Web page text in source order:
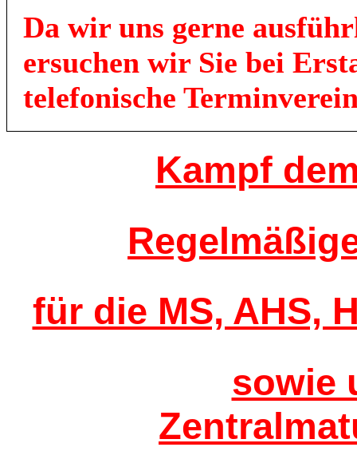
Da wir uns gerne
ersuchen wir Sie bei
telefonische
Kampf
für die MS, AHS,
sowie